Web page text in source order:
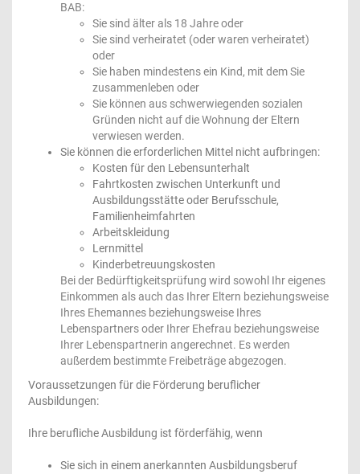
BAB:
Sie sind älter als 18 Jahre oder
Sie sind verheiratet (oder waren verheiratet)
oder
Sie haben mindestens ein Kind, mit dem Sie
zusammenleben oder
Sie können aus schwerwiegenden sozialen
Gründen nicht auf die Wohnung der Eltern
verwiesen werden.
Sie können die erforderlichen Mittel nicht aufbringen:
Kosten für den Lebensunterhalt
Fahrtkosten zwischen Unterkunft und
Ausbildungsstätte oder Berufsschule,
Familienheimfahrten
Arbeitskleidung
Lernmittel
Kinderbetreuungskosten
Bei der Bedürftigkeitsprüfung wird sowohl Ihr eigenes
Einkommen als auch das Ihrer Eltern beziehungsweise
Ihres Ehemannes beziehungsweise Ihres
Lebenspartners oder Ihrer Ehefrau beziehungsweise
Ihrer Lebenspartnerin angerechnet. Es werden
außerdem bestimmte Freibeträge abgezogen.
Voraussetzungen für die Förderung beruflicher
Ausbildungen:
Ihre berufliche Ausbildung ist förderfähig, wenn
Sie sich in einem anerkannten Ausbildungsberuf